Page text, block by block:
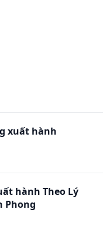
xuất hành
hành Theo Lý
Phong